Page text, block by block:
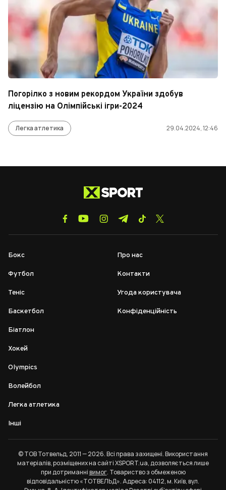
Погорілко з новим рекордом України здобув
ліцензію на Олімпійські ігри-2024
Легка атлетика 29.04.2024, 12:46
Бокс
Футбол
Теніс
Баскетбол
Біатлон
Хокей
Olympics
Волейбол
Легка атлетика
Інші
Про нас
Контакти
Угода користувача
Конфіденційність
© ТОВ Тотвельд, 2011 — 2026. Всі права захищені. Використання
матеріалів, розміщених на сайті XSPORT.ua, дозволяється лише
при дотриманнівимог. Товариство з обмеженою
відповідальністю «ТОТВЕЛЬД». Адреса: 04112, м. Київ, вул.